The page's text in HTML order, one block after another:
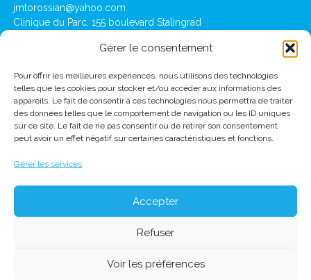
Gérer le consentement
Pour offrir les meilleures expériences, nous utilisons des technologies
telles que les cookies pour stocker et/ou accéder aux informations des
appareils. Le fait de consentir à ces technologies nous permettra de traiter
des données telles que le comportement de navigation ou les ID uniques
sur ce site. Le fait de ne pas consentir ou de retirer son consentement
peut avoir un effet négatif sur certaines caractéristiques et fonctions.
Gérer les services
Accepter
Refuser
Voir les préférences
jmtorossian@yahoo.com
Clinique du Parc, 155 boulevard Stalingrad
Lausanne
Clinique de Montchoisi : Ch des Allinges 10,
1001 Lausanne
(+41) 21 619 39 39
jmtorossian@montchoisi.ch